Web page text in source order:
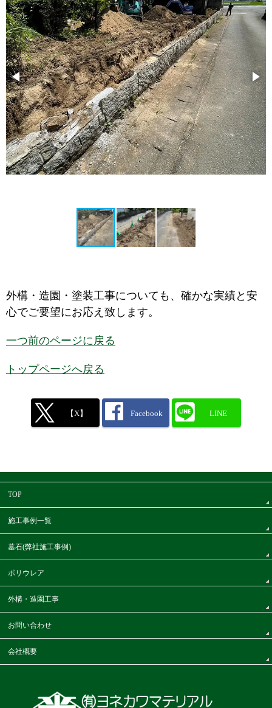
外構・造園・塗装工事についても、確かな実績と安
心でご要望にお応え致します。
一つ前のページに戻る
トップページへ戻る
【X】 Facebook LINE
TOP
施工事例一覧
墓石(弊社施工事例)
ポリウレア
外構・造園工事
お問い合わせ
会社概要